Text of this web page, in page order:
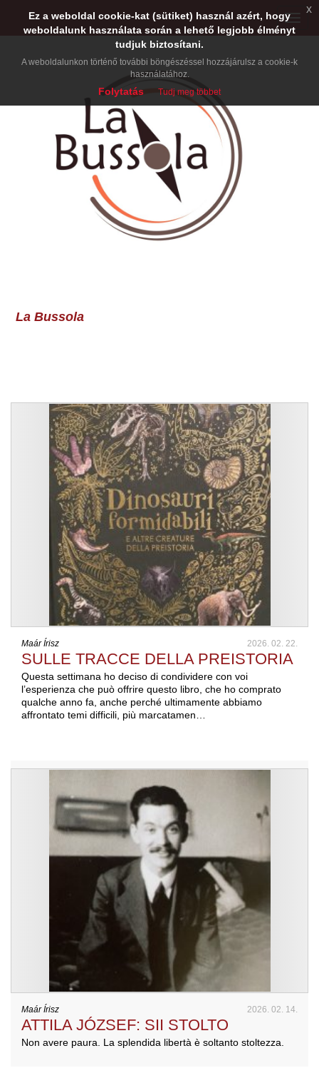
La Bussola
Maár Írisz 2026. 02. 22.
SULLE TRACCE DELLA PREISTORIA
Questa settimana ho deciso di condividere con voi
l’esperienza che può offrire questo libro, che ho comprato
qualche anno fa, anche perché ultimamente abbiamo
affrontato temi difficili, più marcatamen…
Maár Írisz 2026. 02. 14.
ATTILA JÓZSEF: SII STOLTO
Non avere paura. La splendida libertà è soltanto stoltezza.
Ez a weboldal cookie-kat (sütiket) használ azért, hogy
weboldalunk használata során a lehető legjobb élményt
tudjuk biztosítani.
A weboldalunkon történő további böngészéssel hozzájárulsz a cookie-k
használatához.
Folytatás Tudj meg többet
x